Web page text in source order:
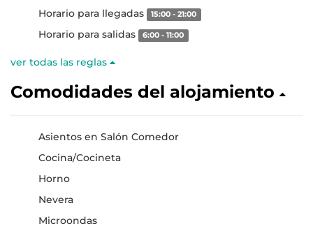
Horario para llegadas 15:00 - 21:00
Horario para salidas 6:00 - 11:00
ver todas las reglas
Comodidades del alojamiento
Asientos en Salón Comedor
Cocina/Cocineta
Horno
Nevera
Microondas